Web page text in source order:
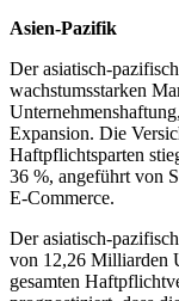
Asien-Pazifik
Der asiatisch-
wachstumsstarken
Expansion. Die
Haftpflichtsparten
36 %, angeführt von
E-Commerce.
Der asiatisch-
von 12,26 Milliarden
gesamten